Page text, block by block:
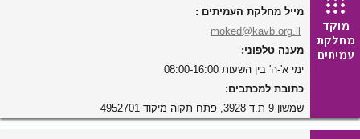
מייל מחלקת העמיתים :
moked@kavb.org.il
מענה טלפוני:
ימי א'-ה' בין השעות 08:00-16:00
כתובת למכתבים:
שמשון 9 ת.ד 3928, פתח תקוה מיקוד 4952701